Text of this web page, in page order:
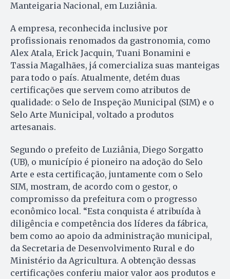
Manteigaria Nacional, em Luziânia.
A empresa, reconhecida inclusive por
profissionais renomados da gastronomia, como
Alex Atala, Erick Jacquin, Tuani Bonamini e
Tassia Magalhães, já comercializa suas manteigas
para todo o país. Atualmente, detém duas
certificações que servem como atributos de
qualidade: o Selo de Inspeção Municipal (SIM) e o
Selo Arte Municipal, voltado a produtos
artesanais.
Segundo o prefeito de Luziânia, Diego Sorgatto
(UB), o município é pioneiro na adoção do Selo
Arte e esta certificação, juntamente com o Selo
SIM, mostram, de acordo com o gestor, o
compromisso da prefeitura com o progresso
econômico local. “Esta conquista é atribuída à
diligência e competência dos líderes da fábrica,
bem como ao apoio da administração municipal,
da Secretaria de Desenvolvimento Rural e do
Ministério da Agricultura. A obtenção dessas
certificações conferiu maior valor aos produtos e